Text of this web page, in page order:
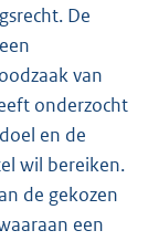
De
van
onderzocht
en de
wil bereiken.
de gekozen
een